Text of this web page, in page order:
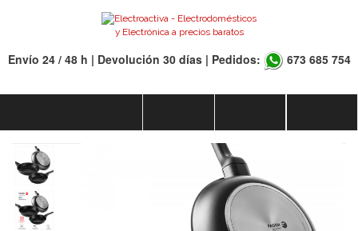
Envío 24 / 48 h | Devolución 30 días | Pedidos: 673 685 754